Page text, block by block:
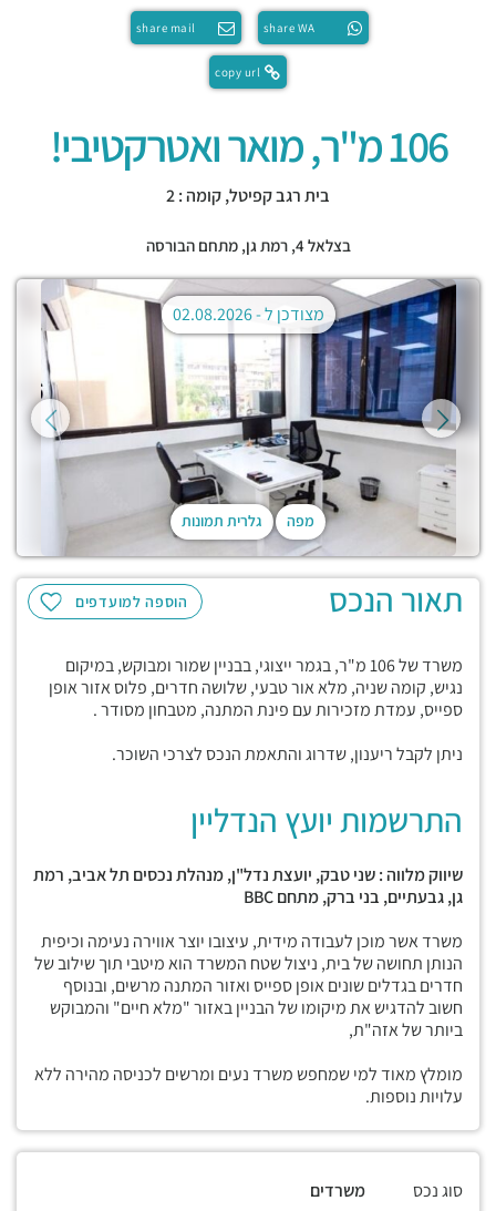
share WA
share mail
copy url
106 מ"ר, מואר ואטרקטיבי!
בית רגב קפיטל, קומה : 2
בצלאל 4, רמת גן,מתחם הבורסה
מפה גלרית תמונות
מצודכן ל -02.08.2026
הוספה למועדפים תאור הנכס
משרד של 106 מ"ר, בגמר ייצוגי, בבניין שמור ומבוקש, במיקום
נגיש, קומה שניה, מלא אור טבעי, שלושה חדרים, פלוס אזור אופן
ספייס, עמדת מזכירות עם פינת המתנה, מטבחון מסודר .
ניתן לקבל ריענון, שדרוג והתאמת הנכס לצרכי השוכר.
התרשמות יועץ הנדליין
שיווק מלווה : שני טבק, יועצת נדל"ן, מנהלת נכסים תל אביב, רמת
גן, גבעתיים, בני ברק, מתחםBBC
משרד אשר מוכן לעבודה מידית, עיצובו יוצר אווירה נעימה וכיפית
הנותן תחושה של בית, ניצול שטח המשרד הוא מיטבי תוך שילוב של
חדרים בגדלים שונים אופן ספייס ואזור המתנה מרשים, ובנוסף
חשוב להדגיש את מיקומו של הבניין באזור "מלא חיים" והמבוקש
ביותר של אזה"ת,
מומלץ מאוד למי שמחפש משרד נעים ומרשים לכניסה מהירה ללא
עלויות נוספות.
סוג נכס
משרדים